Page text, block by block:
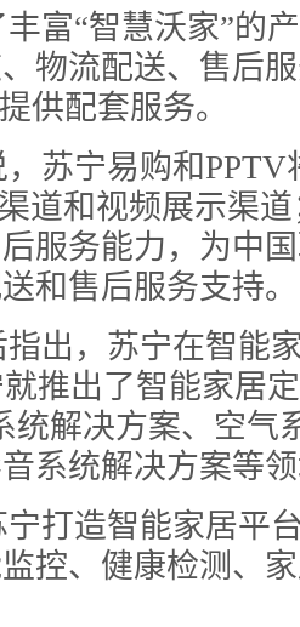
富“智慧沃家”的
物流配送、售后
供配套服务。
宁易购和PPTV
道和视频展示渠
服务能力，为中
和售后服务支持。
，苏宁在智能家
推出了智能家居
统解决方案、空气
系统解决方案等
造智能家居平台
控、健康检测、